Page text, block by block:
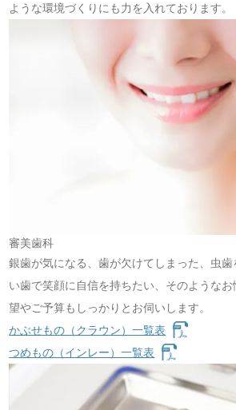
ような環境づくりにも力を入れております。
審美歯科
銀歯が気になる、歯が欠けてしまった、虫
い歯で笑顔に自信を持ちたい、そのような
望やご予算もしっかりとお伺いします。
かぶせもの（クラウン）一覧表
つめもの（インレー）一覧表